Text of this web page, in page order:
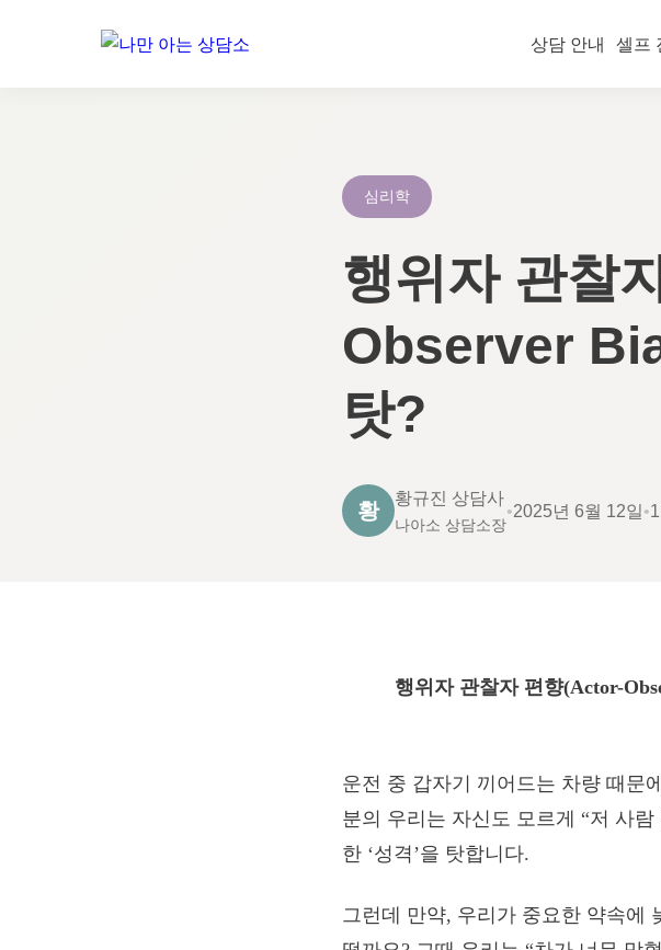
상담 안내 셀프
심리학
행위자 관찰
Observer
탓?
황
황규진 상담사
나아소 상담소장
•2025년 6월 12일•
행위자 관찰자 편향(Actor-
운전 중 갑자기 끼어드는 차량 때문
분의 우리는 자신도 모르게 “저 사
한 ‘성격’을 탓합니다.
그런데 만약, 우리가 중요한 약속에